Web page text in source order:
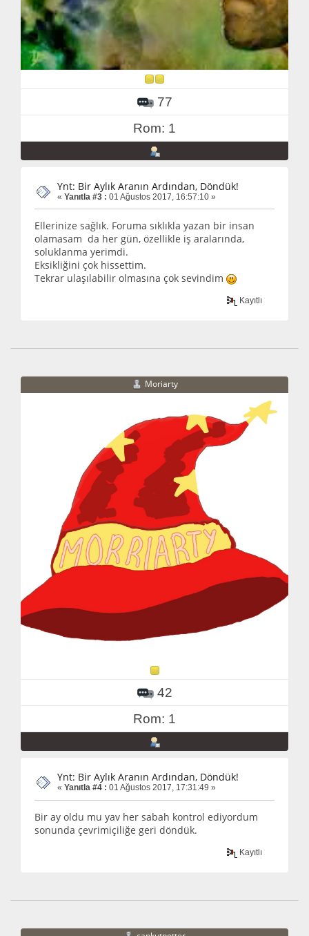
77
Rom: 1
Ynt: Bir Aylık Aranın Ardından, Döndük!
« Yanıtla #3 : 01 Ağustos 2017, 16:57:10 »
Ellerinize sağlık. Foruma sıklıkla yazan bir insan
olamasam da her gün, özellikle iş aralarında,
soluklanma yerimdi.
Eksikliğini çok hissettim.
Tekrar ulaşılabilir olmasına çok sevindim
Kayıtlı
Moriarty
42
Rom: 1
Ynt: Bir Aylık Aranın Ardından, Döndük!
« Yanıtla #4 : 01 Ağustos 2017, 17:31:49 »
Bir ay oldu mu yav her sabah kontrol ediyordum
sonunda çevrimiçiliğe geri döndük.
Kayıtlı